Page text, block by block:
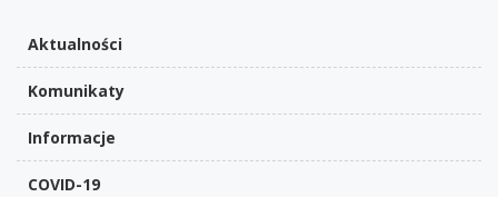
Aktualności
Komunikaty
Informacje
COVID-19